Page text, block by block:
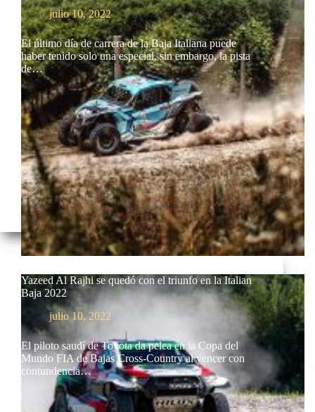
julio 10, 2022
El último día de carrera de la Baja Italiana puede
haber tenido solo una especial, sin embargo, la pista
de…
Yazeed Al Rajhi se quedó con el triunfo en la Italian
Baja 2022
julio 10, 2022
El piloto saudí de Toyota da pelea en la Copa del
Mundo FIA de Bajas Cross-Country al vencer con
contundencia…